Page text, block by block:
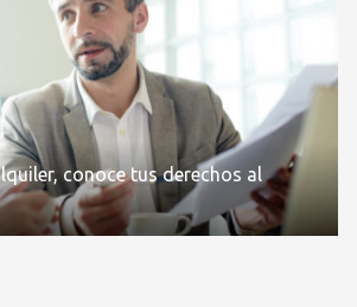
conoce tus derechos al